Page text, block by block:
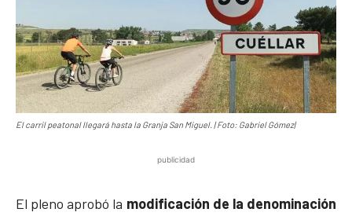
El carril peatonal llegará hasta la Granja San Miguel. | Foto: Gabriel Gómez|
publicidad
El pleno aprobó la modificación de la denominación